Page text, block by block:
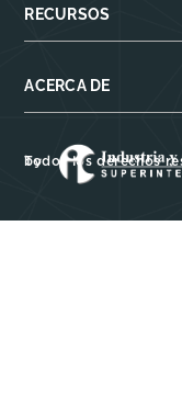
RECURSOS
ACERCA DE
Todos los derechos reservados Time Square 2022 Empowered by